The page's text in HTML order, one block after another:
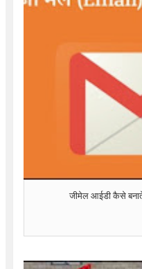
जीमेल आईडी कैसे